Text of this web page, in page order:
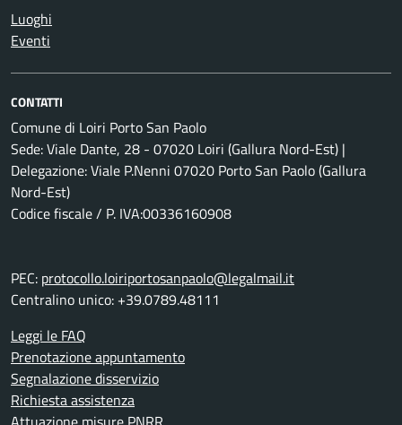
Luoghi
Eventi
CONTATTI
Comune di Loiri Porto San Paolo
Sede: Viale Dante, 28 - 07020 Loiri (Gallura Nord-Est) |
Delegazione: Viale P.Nenni 07020 Porto San Paolo (Gallura
Nord-Est)
Codice fiscale / P. IVA:00336160908
PEC: protocollo.loiriportosanpaolo@legalmail.it
Centralino unico: +39.0789.48111
Leggi le FAQ
Prenotazione appuntamento
Segnalazione disservizio
Richiesta assistenza